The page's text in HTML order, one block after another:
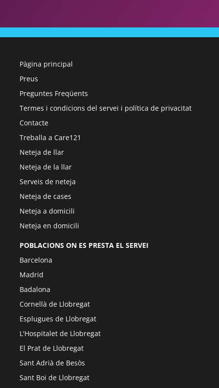
Pàgina principal
Preus
Preguntes Freqüents
Termes i condicions del servei i política de privacitat
Contacte
Treballa a Care121
Neteja de llar
Neteja de la llar
Serveis de neteja
Neteja de cases
Neteja a domicili
Neteja en domicili
POBLACIONS ON ES PRESTA EL SERVEI
Barcelona
Madrid
Badalona
Cornellà de Llobregat
Esplugues de Llobregat
L'Hospitalet de Llobregat
El Prat de Llobregat
Sant Adrià de Besòs
Sant Boi de Llobregat